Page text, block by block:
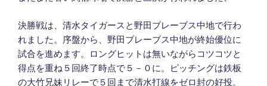
決勝戦は、清水タイガースと野田ブレーブス中地で行わ
れました。序盤から、野田ブレーブス中地が終始優位に
試合を進めます。ロングヒットは無いながらコツコツと
得点を重ね５回終了時点で５－０に。ピッチングは鉄板
の大竹兄妹リレーで５回まで清水打線をゼロ封の好投。